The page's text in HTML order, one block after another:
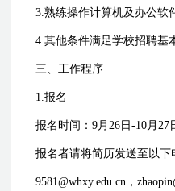
3.熟练操作计算机及办公软
4.其他条件满足学校招聘基
三、工作程序
1.报名
报名时间：9 月 26日-10 月 27
报名者请将简历发送至以下
9581@whxy.edu.cn ，